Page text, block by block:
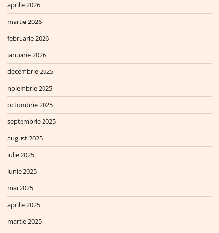
aprilie 2026
martie 2026
februarie 2026
ianuarie 2026
decembrie 2025
noiembrie 2025
octombrie 2025
septembrie 2025
august 2025
iulie 2025
iunie 2025
mai 2025
aprilie 2025
martie 2025